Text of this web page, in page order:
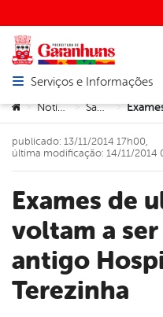
Abrir menu principal de
Serviços e Informações
Você está aqui:
> Notícias > Saúde >
Exames de ultrassonografia
voltam a
antigo
Terezinha
publicado: 13/11/2014 17h00,
última modificação: 14/11/2014